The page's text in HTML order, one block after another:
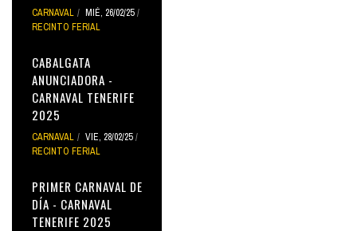
CARNAVAL
MIÉ, 26/02/25
RECINTO FERIAL
CABALGATA
ANUNCIADORA -
CARNAVAL TENERIFE
2025
CARNAVAL
VIE, 28/02/25
RECINTO FERIAL
PRIMER CARNAVAL DE
DÍA - CARNAVAL
TENERIFE 2025